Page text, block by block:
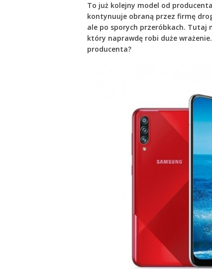
To już kolejny model od
kontynuuje obraną przez firmę
ale po sporych przeróbkach. Tutaj
który naprawdę robi duże
producenta?